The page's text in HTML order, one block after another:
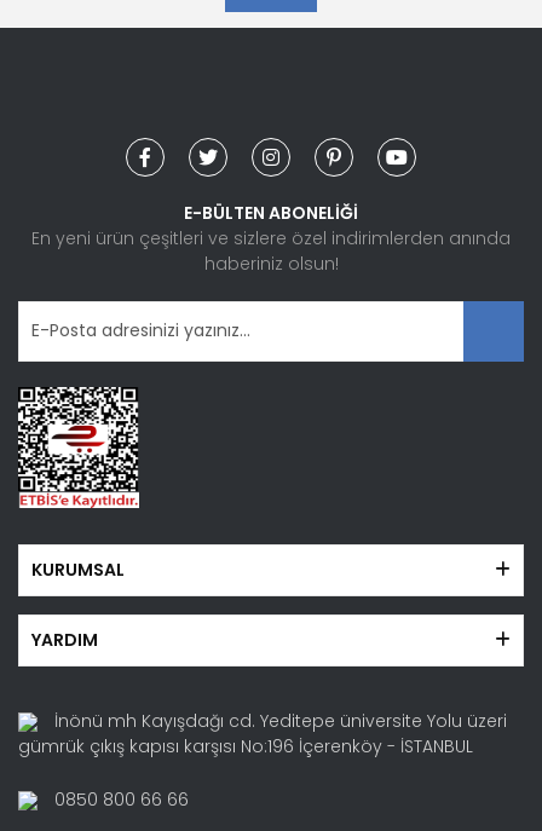
E-BÜLTEN ABONELİĞİ
En yeni ürün çeşitleri ve sizlere özel indirimlerden anında
haberiniz olsun!
KURUMSAL
YARDIM
İnönü mh Kayışdağı cd. Yeditepe üniversite Yolu üzeri
gümrük çıkış kapısı karşısı No:196 İçerenköy - İSTANBUL
0850 800 66 66